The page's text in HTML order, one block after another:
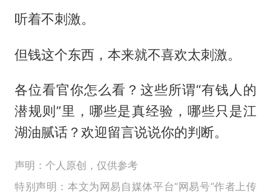
听着不刺激。
但钱这个东西，本来就不喜欢太刺激。
各位看官你怎么看？这些所谓“有钱人的
潜规则”里，哪些是真经验，哪些只是江
湖油腻话？欢迎留言说说你的判断。
声明：个人原创，仅供参考
特别声明：本文为网易自媒体平台“网易号”作者上传